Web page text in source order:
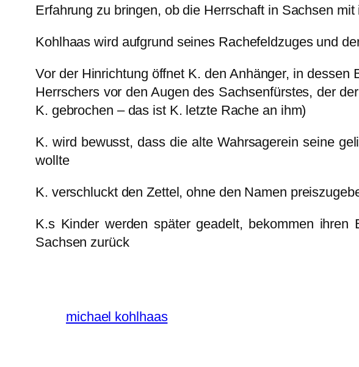
Erfahrung zu bringen, ob die Herrschaft in Sachsen
Kohlhaas wird aufgrund seines Rachefeldzuges und
Vor der Hinrichtung öffnet K. den Anhänger, in
Herrschers vor den Augen des Sachsenfürstes, der
K. gebrochen – das ist K. letzte Rache an ihm)
K. wird bewusst, dass die alte Wahrsagerein seine
wollte
K. verschluckt den Zettel, ohne den Namen
K.s Kinder werden später geadelt, bekommen
Sachsen zurück
michael kohlhaas